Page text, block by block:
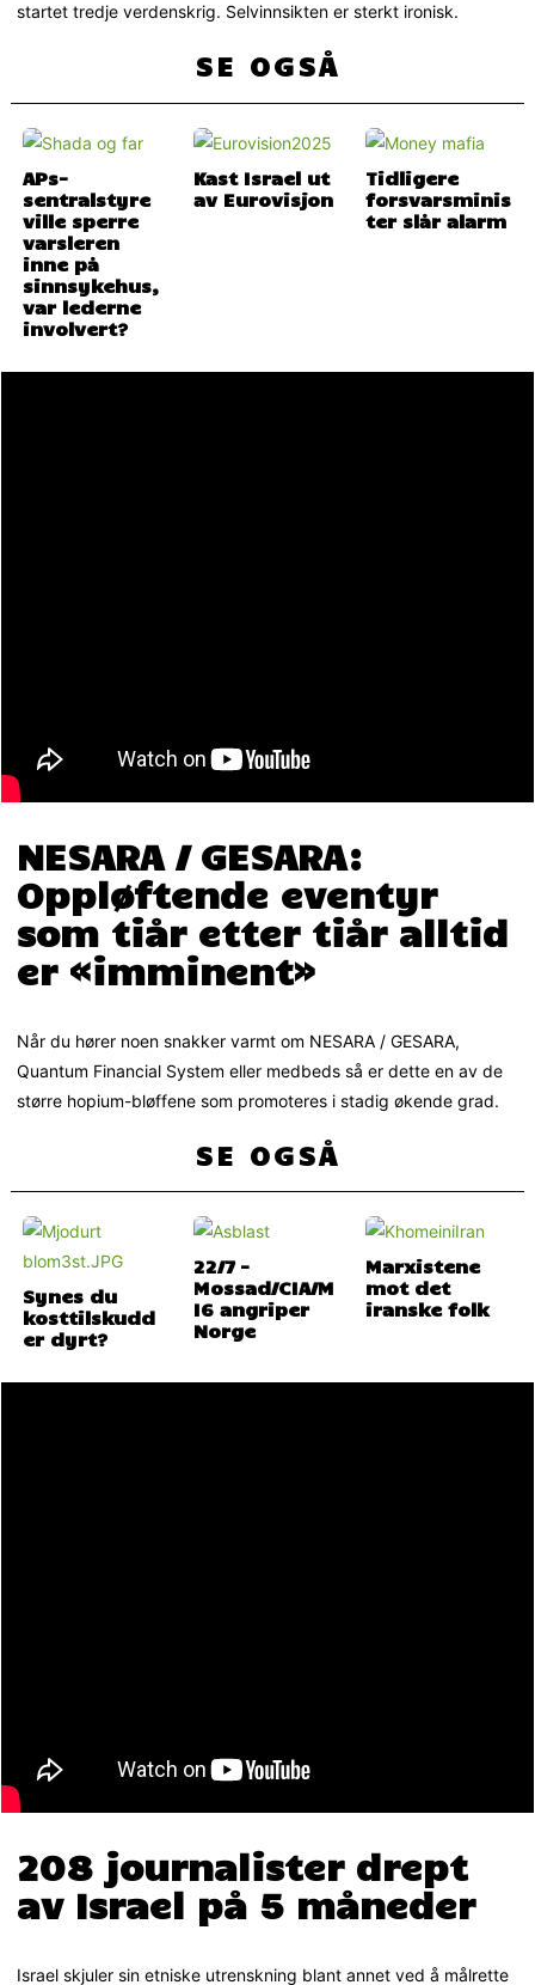
startet tredje verdenskrig. Selvinnsikten er sterkt ironisk.
SE OGSÅ
APs-
sentralstyre
ville sperre
varsleren
inne på
sinnsykehus,
var lederne
involvert?
Kast Israel ut
av Eurovisjon
Tidligere
forsvarsminis
ter slår alarm
NESARA / GESARA:
Oppløftende eventyr
som tiår etter tiår alltid
er «imminent»
Når du hører noen snakker varmt om NESARA / GESARA,
Quantum Financial System eller medbeds så er dette en av de
større hopium-bløffene som promoteres i stadig økende grad.
SE OGSÅ
Synes du
kosttilskudd
er dyrt?
22/7 –
Mossad/CIA/M
I6 angriper
Norge
Marxistene
mot det
iranske folk
208 journalister drept
av Israel på 5 måneder
Israel skjuler sin etniske utrenskning blant annet ved å målrette